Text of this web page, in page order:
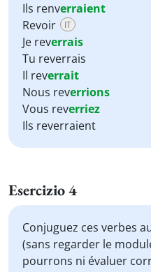
Ils renverraient
Revoir
IT
Je reverrais
Tu reverrais
Il reverrait
Nous reverrions
Vous reverriez
Ils reverraient
Esercizio 4
Conjuguez ces verbes
(sans regarder le
pourrons ni évaluer